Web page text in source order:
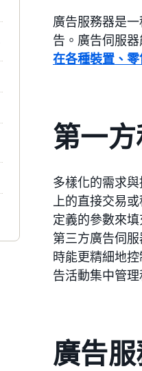
廣告服務器是
告。廣告伺服
在各種裝置、
第一
多樣化的需求
上的直接交易
定義的參數來填
第三方廣告伺
時能更精細地
告活動集中管
廣告